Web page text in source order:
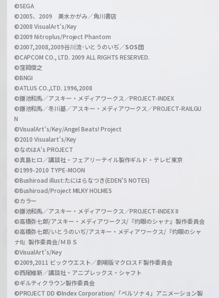
n
l
©SEGA
©2005、2009 美水かがみ／角川書店
©2008 VisualArt's/Key
©2009 Nitroplus/Project Phantom
©2007,2008,2009谷川流･いとうのいぢ／SOS団
©CAPCOM CO., LTD. 2009 ALL RIGHTS RESERVED.
©窪岡俊之
©BNGI
©ATLUS CO.,LTD. 1996,2008
©鎌池和馬／アスキー・メディアワークス／PROJECT-INDEX
©鎌池和馬／冬川基／アスキー・メディアワークス／PROJECT-RAILGU
N
©VisualArt's/Key/Angel Beats! Project
©2010 Visualart's/Key
©なのはA's PROJECT
©真島ヒロ／講談社・フェアリーテイル製作ギルド・テレビ東京
©1999-2010 TYPE-MOON
©Bushiroad illust:たにはらなつき(EDEN'S NOTES)
©Bushiroad/Project MILKY HOLMES
©カラー
©鎌池和馬／アスキー・メディアワークス／PROJECT-INDEX II
©高橋弥七郎/アスキー・メディアワークス/『灼眼のシャナ』製作委員会
©高橋弥七郎/いとうのいぢ/アスキー・メディアワークス/『灼眼のシャ
ナII』製作委員会/ＭＢＳ
©VisualArt's/Key
©2009,2011 ビックウエスト／劇場版マクロスＦ製作委員会
©西尾維新／講談社・アニプレックス・シャフト
©ギルティクラウン製作委員会
©PROJECT DD ©Index Corporation/「ペルソナ４」アニメーション製